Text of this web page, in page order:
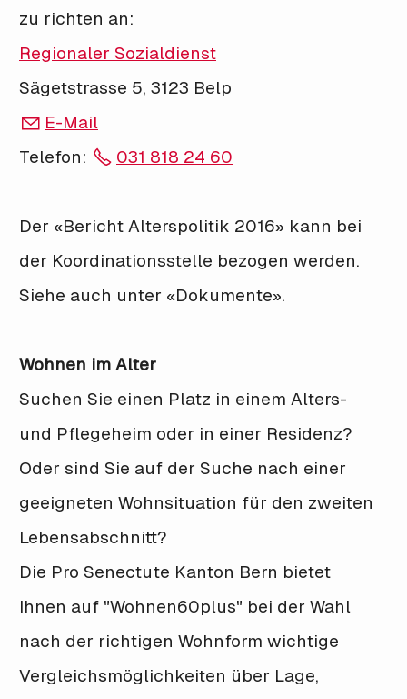
zu richten an:
Regionaler Sozialdienst
Sägetstrasse 5, 3123 Belp
E-Mail
Telefon:
031 818 24 60
Der «Bericht Alterspolitik 2016» kann bei
der Koordinationsstelle bezogen werden.
Siehe auch unter «Dokumente».
Wohnen im Alter
Suchen Sie einen Platz in einem Alters-
und Pflegeheim oder in einer Residenz?
Oder sind Sie auf der Suche nach einer
geeigneten Wohnsituation für den zweiten
Lebensabschnitt?
Die Pro Senectute Kanton Bern bietet
Ihnen auf "Wohnen60plus" bei der Wahl
nach der richtigen Wohnform wichtige
Vergleichsmöglichkeiten über Lage,